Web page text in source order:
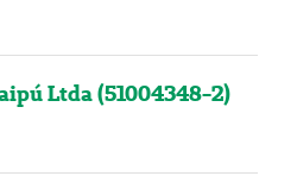
Ltda (51004348-2)